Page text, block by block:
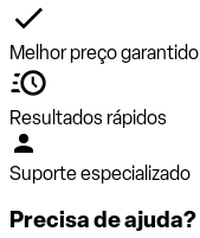
Melhor preço garantido
Resultados rápidos
Suporte especializado
Precisa de ajuda?